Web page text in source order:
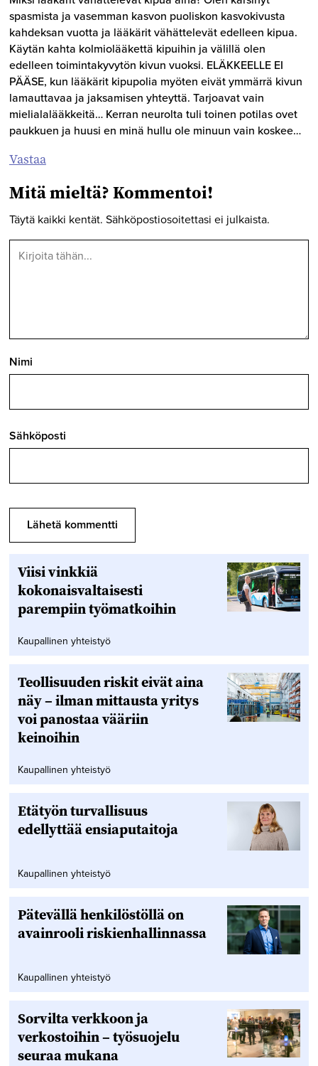
spasmista ja vasemman kasvon puoliskon kasvokivusta
kahdeksan vuotta ja lääkärit vähättelevät edelleen kipua.
Käytän kahta kolmiolääkettä kipuihin ja välillä olen
edelleen toimintakyvytön kivun vuoksi. ELÄKKEELLE EI
PÄÄSE, kun lääkärit kipupolia myöten eivät ymmärrä kivun
lamauttavaa ja jaksamisen yhteyttä. Tarjoavat vain
mielialalääkkeitä… Kerran neurolta tuli toinen potilas ovet
paukkuen ja huusi en minä hullu ole minuun vain koskee…
Vastaa
Mitä mieltä? Kommentoi!
Täytä kaikki kentät. Sähköpostiosoitettasi ei julkaista.
Nimi
Sähköposti
Viisi vinkkiä
kokonaisvaltaisesti
parempiin työmatkoihin
Kaupallinen yhteistyö
Teollisuuden riskit eivät aina
näy – ilman mittausta yritys
voi panostaa vääriin
keinoihin
Kaupallinen yhteistyö
Etätyön turvallisuus
edellyttää ensiaputaitoja
Kaupallinen yhteistyö
Pätevällä henkilöstöllä on
avainrooli riskienhallinnassa
Kaupallinen yhteistyö
Sorvilta verkkoon ja
verkostoihin – työsuojelu
seuraa mukana